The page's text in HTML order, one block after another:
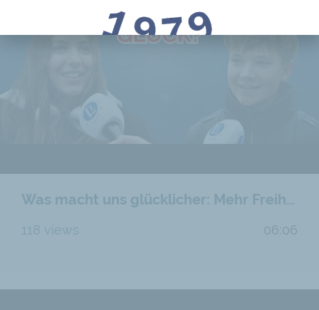
Was macht uns glücklicher: Mehr Freiheit oder mehr Staat?
118 views 06:06